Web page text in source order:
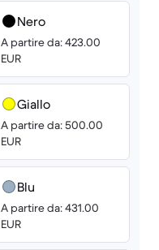
Nero
A partire da: 423.00
EUR
Giallo
A partire da: 500.00
EUR
Blu
A partire da: 431.00
EUR